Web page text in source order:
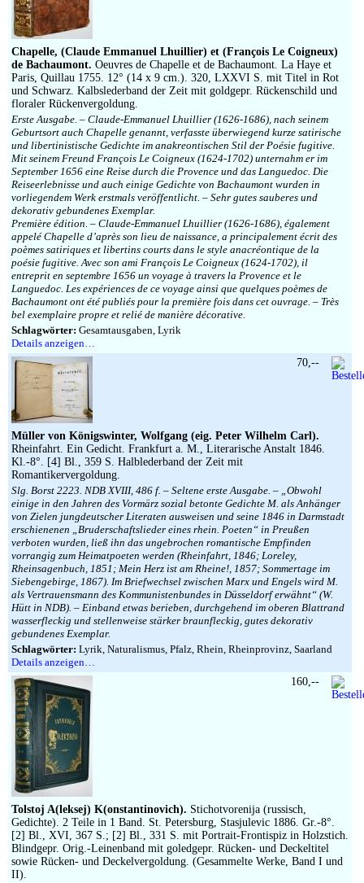
Chapelle, (Claude Emmanuel Lhuillier) et (François Le Coigneux)
de Bachaumont. Oeuvres de Chapelle et de Bachaumont. La Haye et
Paris, Quillau 1755. 12° (14 x 9 cm.). 320, LXXVI S. mit Titel in Rot
und Schwarz. Kalbslederband der Zeit mit goldgepr. Rückenschild und
floraler Rückenvergoldung.
Erste Ausgabe. – Claude-Emmanuel Lhuillier (1626-1686), nach seinem
Geburtsort auch Chapelle genannt, verfasste überwiegend kurze satirische
und libertinistische Gedichte im anakreontischen Stil der Poésie fugitive.
Mit seinem Freund François Le Coigneux (1624-1702) unternahm er im
September 1656 eine Reise durch die Provence und das Languedoc. Die
Reiseerlebnisse und auch einige Gedichte von Bachaumont wurden in
vorliegendem Werk erstmals veröffentlicht. – Sehr gutes sauberes und
dekorativ gebundenes Exemplar.
Première édition. – Claude-Emmanuel Lhuillier (1626-1686), également
appelé Chapelle d’après son lieu de naissance, a principalement écrit des
poèmes satiriques et libertins courts dans le style anacréontique de la
poésie fugitive. Avec son ami François Le Coigneux (1624-1702), il
entreprit en septembre 1656 un voyage à travers la Provence et le
Languedoc. Les expériences de ce voyage ainsi que quelques poèmes de
Bachaumont ont été publiés pour la première fois dans cet ouvrage. – Très
bel exemplaire propre et relié de manière décorative.
Schlagwörter: Gesamtausgaben, Lyrik
Details anzeigen…
Müller von Königswinter, Wolfgang (eig. Peter Wilhelm Carl).
Rheinfahrt. Ein Gedicht. Frankfurt a. M., Literarische Anstalt 1846.
Kl.-8°. [4] Bl., 359 S. Halblederband der Zeit mit
Romantikervergoldung.
Slg. Borst 2223. NDB XVIII, 486 f. – Seltene erste Ausgabe. – „Obwohl
einige in den Jahren des Vormärz sozial betonte Gedichte M. als Anhänger
von Zielen jungdeutscher Literaten ausweisen und seine 1846 in Darmstadt
erschienenen „Bruderschaftslieder eines rhein. Poeten“ in Preußen
verboten wurden, ließ ihn das ungebrochen romantische Empfinden
vorrangig zum Heimatpoeten werden (Rheinfahrt, 1846; Loreley,
Rheinsagenbuch, 1851; Mein Herz ist am Rheine!, 1857; Sommertage im
Siebengebirge, 1867). Im Briefwechsel zwischen Marx und Engels wird M.
als Vertrauensmann des Kommunistenbundes in Düsseldorf erwähnt“ (W.
Hütt in NDB). – Einband etwas berieben, durchgehend im oberen Blattrand
wasserfleckig und stellenweise stärker braunfleckig, gutes dekorativ
gebundenes Exemplar.
Schlagwörter: Lyrik, Naturalismus, Pfalz, Rhein, Rheinprovinz, Saarland
Details anzeigen…
70,--
Tolstoj A(leksej) K(onstantinovich). Stichotvorenija (russisch,
Gedichte). 2 Teile in 1 Band. St. Petersburg, Stasjulevic 1886. Gr.-8°.
[2] Bl., XVI, 367 S.; [2] Bl., 331 S. mit Portrait-Frontispiz in Holzstich.
Blindgepr. Orig.-Leinenband mit goledgepr. Rücken- und Deckeltitel
sowie Rücken- und Deckelvergoldung. (Gesammelte Werke, Band I und
II).
160,--